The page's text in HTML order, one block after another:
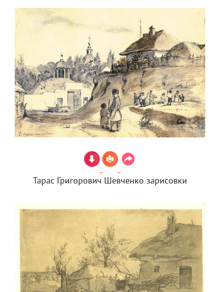
Тарас Григорович Шевченко зарисовки